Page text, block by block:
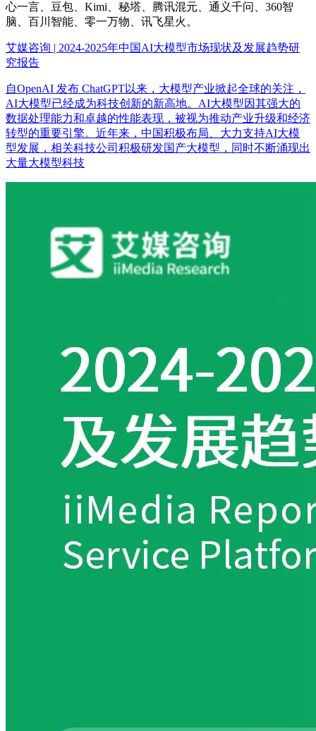
心一言、豆包、Kimi、秘塔、腾讯混元、通义千问、360智
脑、百川智能、零一万物、讯飞星火。
艾媒咨询 | 2024-2025年中国AI大模型市场现状及发展趋势研
究报告
自OpenAI 发布 ChatGPT以来，大模型产业掀起全球的关注，
AI大模型已经成为科技创新的新高地。AI大模型因其强大的
数据处理能力和卓越的性能表现，被视为推动产业升级和经济
转型的重要引擎。近年来，中国积极布局、大力支持AI大模
型发展，相关科技公司积极研发国产大模型，同时不断涌现出
大量大模型科技